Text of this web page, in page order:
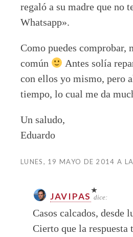
regaló a su madre que no
Whatsapp».
Como puedes comprobar,
común
Antes solía
con ellos yo mismo, pero
tiempo, lo cual me da
Un saludo,
Eduardo
LUNES, 19 MAYO DE 2014 A
JAVIPAS dice:
Casos calcados, desde
Cierto que la respuesta